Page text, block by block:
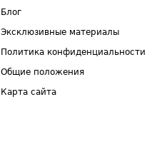
Блог
Эксклюзивные материалы
Политика конфиденциальности
Общие положения
Карта сайта